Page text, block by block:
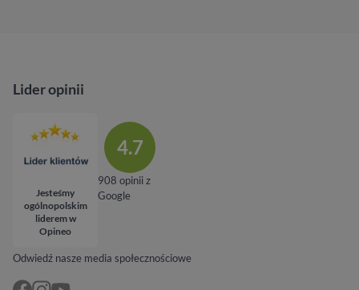
Odwiedź nasze media społecznościowe
Lider opinii
Jesteśmy
ogólnopolskim
liderem w
Opineo
4.7
908 opinii z
Google